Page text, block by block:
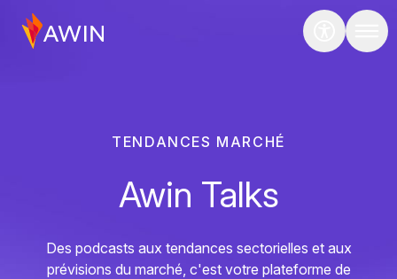
TENDANCES MARCHÉ
Awin Talks
Des podcasts aux tendances sectorielles et aux
prévisions du marché, c'est votre plateforme de